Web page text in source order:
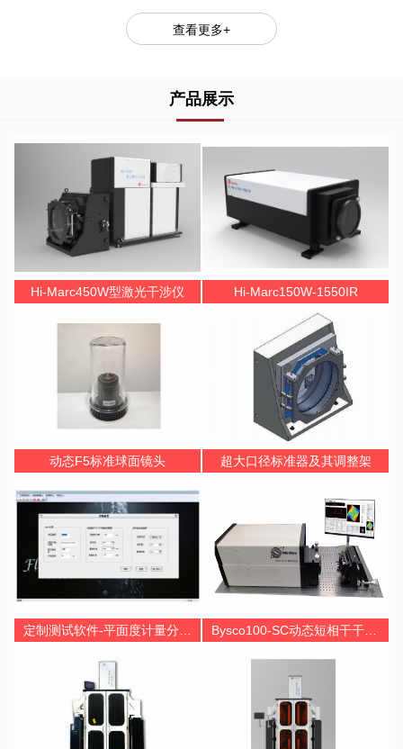
查看更多+
产品展示
Hi-Marc450W型激光干涉仪 Hi-Marc150W-1550IR
动态F5标准球面镜头 超大口径标准器及其调整架